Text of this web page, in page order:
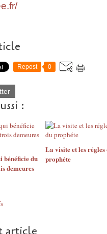
Repost 0
:
bénéficie du
demeures
La visite et les régles
prophéte
article